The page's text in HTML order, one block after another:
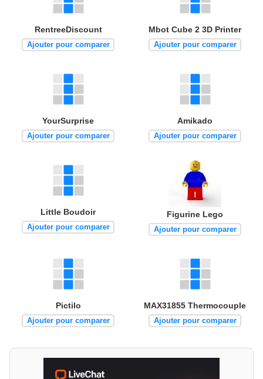
RentreeDiscount
Ajouter pour comparer
Mbot Cube 2 3D Printer
Ajouter pour comparer
YourSurprise
Ajouter pour comparer
Amikado
Ajouter pour comparer
Little Boudoir
Ajouter pour comparer
Figurine Lego
Ajouter pour comparer
Pictilo
Ajouter pour comparer
MAX31855 Thermocouple
Ajouter pour comparer